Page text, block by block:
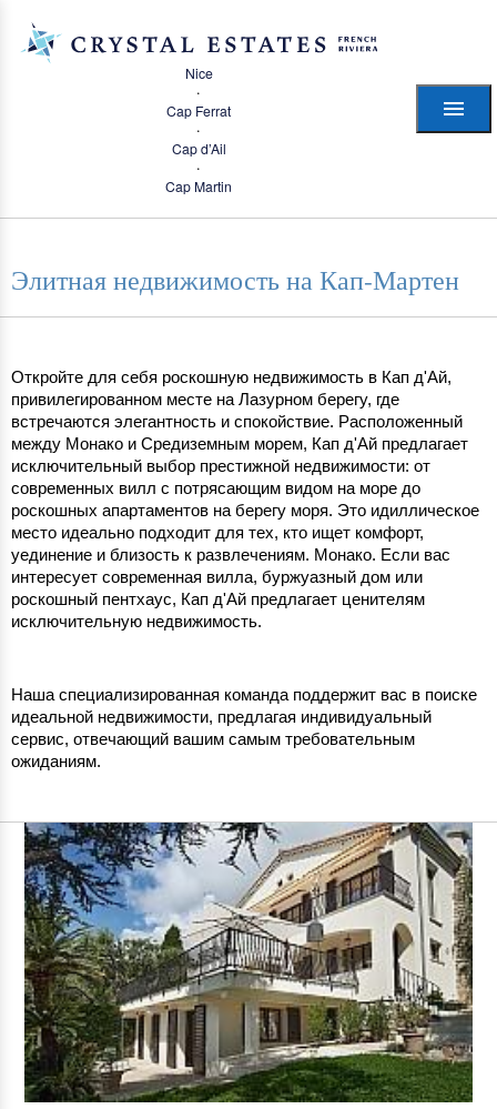
Nice
·
Cap Ferrat
·
Cap d’Ail
·
Cap Martin
Элитная недвижимость на Кап-Мартен
Откройте для себя роскошную недвижимость в Кап д'Ай,
привилегированном месте на Лазурном берегу, где
встречаются элегантность и спокойствие. Расположенный
между Монако и Средиземным морем, Кап д'Ай предлагает
исключительный выбор престижной недвижимости: от
современных вилл с потрясающим видом на море до
роскошных апартаментов на берегу моря. Это идиллическое
место идеально подходит для тех, кто ищет комфорт,
уединение и близость к развлечениям. Монако. Если вас
интересует современная вилла, буржуазный дом или
роскошный пентхаус, Кап д'Ай предлагает ценителям
исключительную недвижимость.
Наша специализированная команда поддержит вас в поиске
идеальной недвижимости, предлагая индивидуальный
сервис, отвечающий вашим самым требовательным
ожиданиям.